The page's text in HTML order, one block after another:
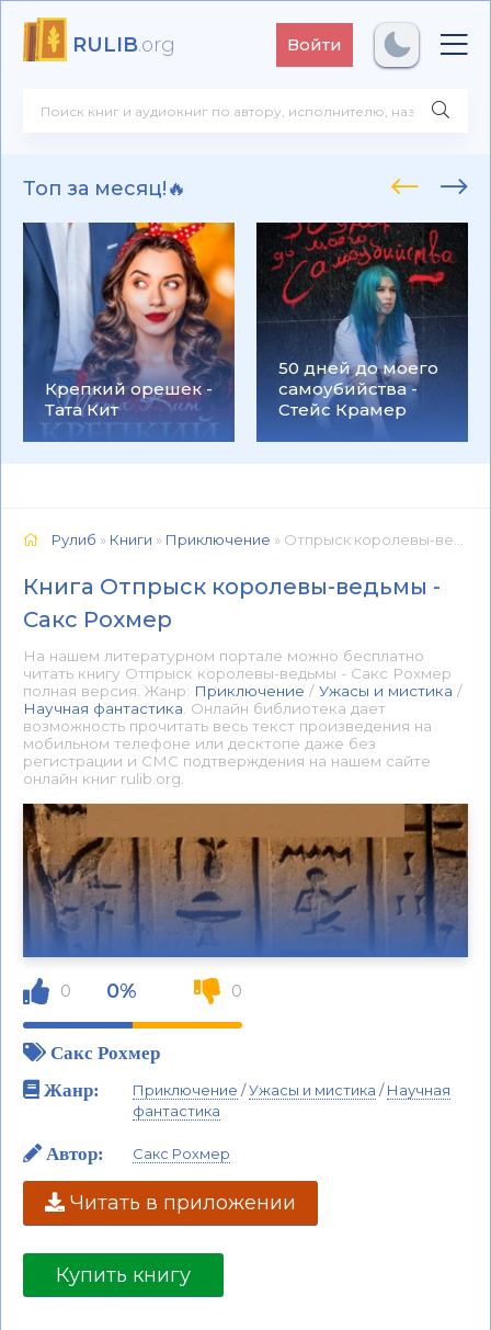
RULIB.org Войти
Топ за месяц!🔥
Крепкий орешек -
Тата Кит
50 дней до моего
самоубийства -
Стейс Крамер
Рулиб » Книги » Приключение » Отпрыск королевы-ведьмы - Сакс Рохмер 📕 - Книга онлайн бесплатно
Книга Отпрыск королевы-ведьмы -
Сакс Рохмер
На нашем литературном портале можно бесплатно
читать книгу Отпрыск королевы-ведьмы - Сакс Рохмер
полная версия. Жанр: Приключение / Ужасы и мистика /
Научная фантастика . Онлайн библиотека дает
возможность прочитать весь текст произведения на
мобильном телефоне или десктопе даже без
регистрации и СМС подтверждения на нашем сайте
онлайн книг rulib.org.
0 0% 0
Сакс Рохмер
Жанр:
Приключение /Ужасы и мистика /Научная
фантастика
Автор: Сакс Рохмер
Читать в приложении
Купить книгу